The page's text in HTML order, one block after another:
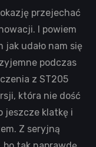
przejechać
I powiem
jak udało nam się
podczas
z ST205
która nie dość
jeszcze klatkę i
Z seryjną